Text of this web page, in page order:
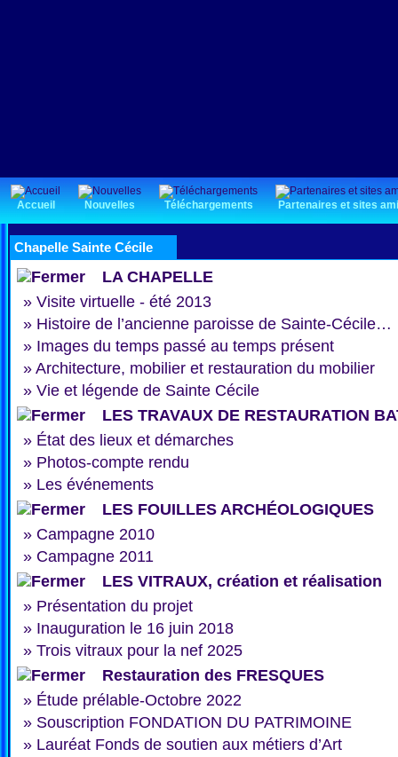
Accueil Nouvelles Téléchargements Partenaires et sites
Chapelle Sainte Cécile
LA CHAPELLE
» Visite virtuelle - été 2013
» Histoire de l’ancienne paroisse de Sainte-Cécile…
» Images du temps passé au temps présent
» Architecture, mobilier et restauration du mobilier
» Vie et légende de Sainte Cécile
LES TRAVAUX DE RESTAURATION
» État des lieux et démarches
» Photos-compte rendu
» Les événements
LES FOUILLES ARCHÉOLOGIQUES
» Campagne 2010
» Campagne 2011
LES VITRAUX, création et réalisation
» Présentation du projet
» Inauguration le 16 juin 2018
» Trois vitraux pour la nef 2025
Restauration des FRESQUES
» Étude prélable-Octobre 2022
» Souscription FONDATION DU PATRIMOINE
» Lauréat Fonds de soutien aux métiers d’Art